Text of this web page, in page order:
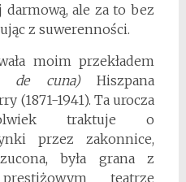
darmową, ale za to bez
z suwerenności.
moim przekładem
de cuna)Hiszpana
(1871-1941). Ta urocza
traktuje o
przez zakonnice,
była grana z
teatrze